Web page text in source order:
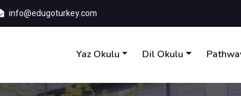
info@edugoturkey.com
Yaz Okulu Dil Okulu